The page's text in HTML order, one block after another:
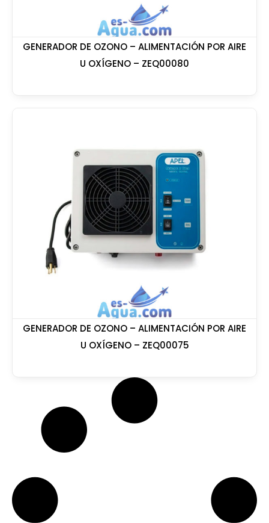
GENERADOR DE OZONO – ALIMENTACIÓN POR AIRE
U OXÍGENO – ZEQ00080
GENERADOR DE OZONO – ALIMENTACIÓN POR AIRE
U OXÍGENO – ZEQ00075